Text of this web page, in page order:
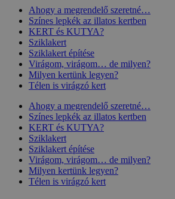
Ahogy a megrendelő szeretné…
Színes lepkék az illatos kertben
KERT és KUTYA?
Sziklakert
Sziklakert építése
Virágom, virágom… de milyen?
Milyen kertünk legyen?
Télen is virágzó kert
Ahogy a megrendelő szeretné…
Színes lepkék az illatos kertben
KERT és KUTYA?
Sziklakert
Sziklakert építése
Virágom, virágom… de milyen?
Milyen kertünk legyen?
Télen is virágzó kert